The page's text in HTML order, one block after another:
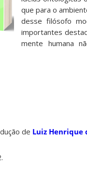
que para o
desse filósofo
importantes
mente humana
de Luiz Henrique